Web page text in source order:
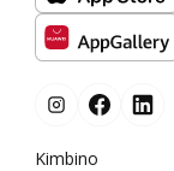
Kimbino